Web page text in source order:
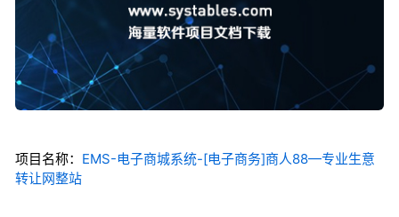
项目名称： EMS-电子商城系统-[电子商务]商人88—专业生意
转让网整站